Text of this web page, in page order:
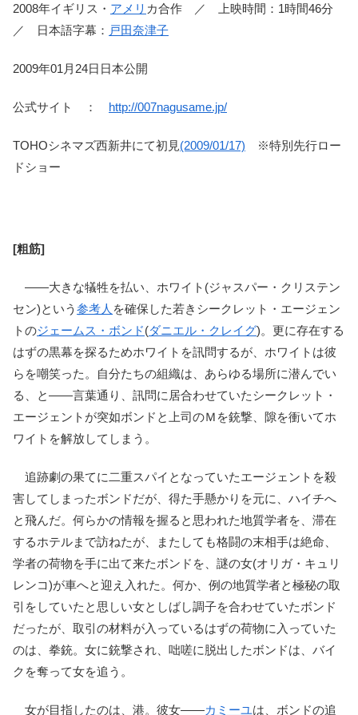
2008年イギリス・ アメリ カ合作 ／ 上映時間：1時間46分
／ 日本語字幕： 戸田奈津子
2009年01月24日日本公開
公式サイト ： http://007nagusame.jp/
TOHOシネマズ西新井にて初見(2009/01/17) ※特別先行ロー
ドショー
[粗筋]
――大きな犠牲を払い、ホワイト(ジャスパー・クリステン
セン)という 参考人 を確保した若きシークレット・エージェン
トのジェームス・ボンド(ダニエル・クレイグ)。更に存在する
はずの黒幕を探るためホワイトを訊問するが、ホワイトは彼
らを嘲笑った。自分たちの組織は、あらゆる場所に潜んでい
る、と――言葉通り、訊問に居合わせていたシークレット・
エージェントが突如ボンドと上司のＭを銃撃、隙を衝いてホ
ワイトを解放してしまう。
追跡劇の果てに二重スパイとなっていたエージェントを殺
害してしまったボンドだが、得た手懸かりを元に、ハイチへ
と飛んだ。何らかの情報を握ると思われた地質学者を、滞在
するホテルまで訪ねたが、またしても格闘の末相手は絶命、
学者の荷物を手に出て来たボンドを、謎の女(オリガ・キュリ
レンコ)が車へと迎え入れた。何か、例の地質学者と極秘の取
引をしていたと思しい女としばし調子を合わせていたボンド
だったが、取引の材料が入っているはずの荷物に入っていた
のは、拳銃。女に銃撃され、咄嗟に脱出したボンドは、バイ
クを奪って女を追う。
女が目指したのは、港。彼女――カミーユは、ボンドの追